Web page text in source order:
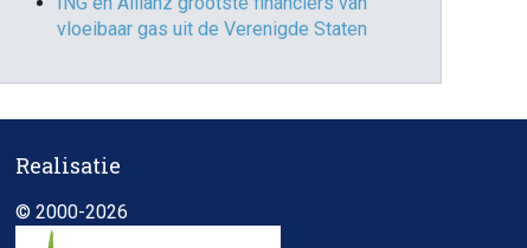
vloeibaar gas uit de Verenigde Staten
Realisatie
© 2000-2026